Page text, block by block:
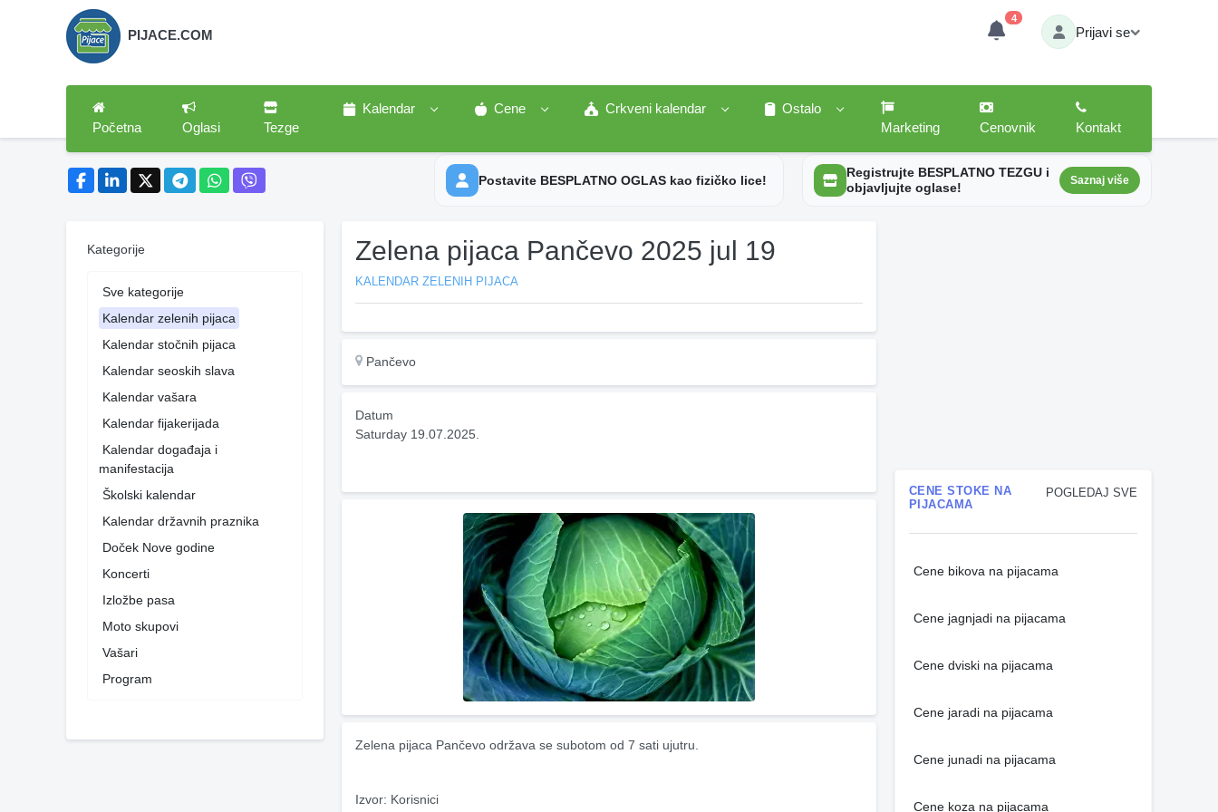
PIJACE.COM
4
Prijavi se
Početna Oglasi Tezge
Kalendar Cene Crkveni kalendar
Ostalo
Marketing
Cenovnik Kontakt
Postavite BESPLATNO OGLAS kao fizičko lice!
Registrujte BESPLATNO TEZGU i
objavljujte oglase!
Saznaj više
Kategorije
Sve kategorije
Kalendar zelenih pijaca
Kalendar stočnih pijaca
Kalendar seoskih slava
Kalendar vašara
Kalendar fijakerijada
Kalendar događaja i
manifestacija
Školski kalendar
Kalendar državnih praznika
Doček Nove godine
Koncerti
Izložbe pasa
Moto skupovi
Vašari
Program
Zelena pijaca Pančevo 2025 jul 19
KALENDAR ZELENIH PIJACA
Pančevo
Datum
Saturday 19.07.2025.
Zelena pijaca Pančevo održava se subotom od 7 sati ujutru.
Izvor: Korisnici
POGLEDAJ SVE
CENE STOKE NA
PIJACAMA
Cene bikova na pijacama
Cene jagnjadi na pijacama
Cene dviski na pijacama
Cene jaradi na pijacama
Cene junadi na pijacama
Cene koza na pijacama